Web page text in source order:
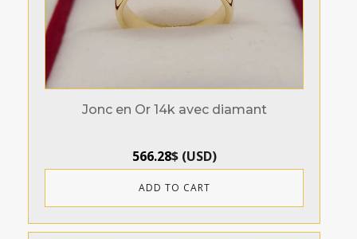
Jonc en Or 14k avec diamant
566.28$(USD)
ADD TO CART